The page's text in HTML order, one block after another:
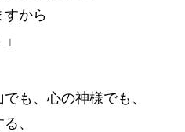
すから
も、心の神様でも、
、